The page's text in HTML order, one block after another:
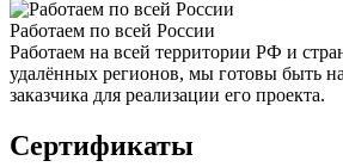
Работаем по всей России
Работаем на всей территории РФ и
удалённых регионов, мы готовы быть
заказчика для реализации его проекта.
Сертификаты